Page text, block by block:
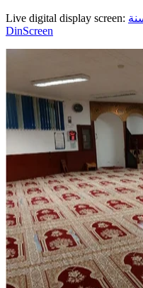
Live digital display screen:
DinScreen